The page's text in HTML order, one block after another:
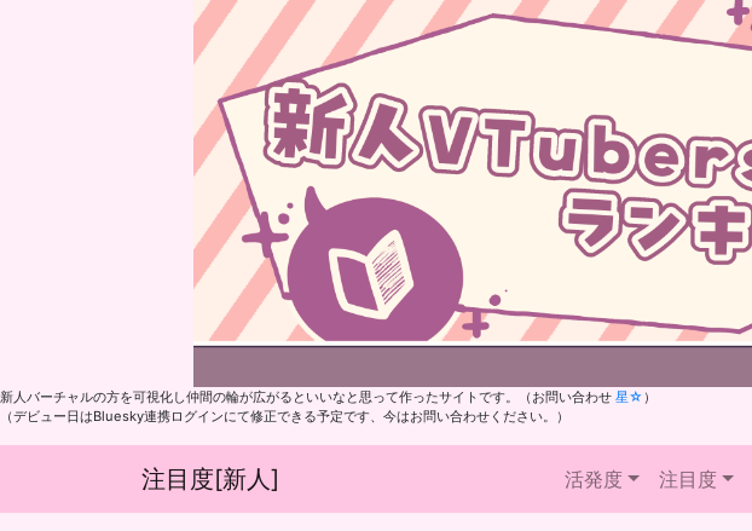
新人バーチャルの方を可視化し仲間の輪が広がるといいなと思って作ったサイトです。（お問い合わせ 星☆ ）
（デビュー日はBluesky連携ログインにて修正できる予定です、今はお問い合わせください。）
注目度[新人] 活発度 注目度